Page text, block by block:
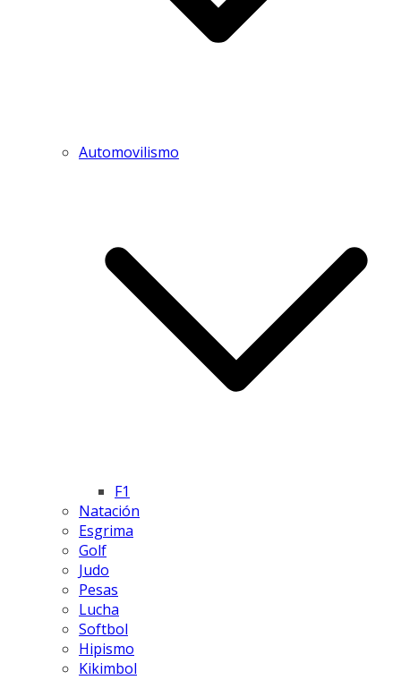
Automovilismo
F1
Natación
Esgrima
Golf
Judo
Pesas
Lucha
Softbol
Hipismo
Kikimbol